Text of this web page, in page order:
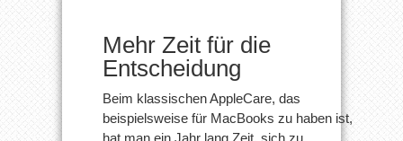
Mehr Zeit für die
Entscheidung
Beim klassischen AppleCare, das
beispielsweise für MacBooks zu haben ist,
hat man ein Jahr lang Zeit, sich zu